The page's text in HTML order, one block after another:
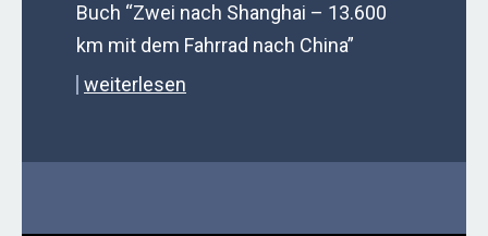
Buch “Zwei nach Shanghai – 13.600
km mit dem Fahrrad nach China”
weiterlesen